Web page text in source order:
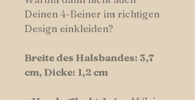
Deinen 4-Beiner im richtigen
Design einkleiden?
Breite des Halsbandes: 3,7
cm, Dicke: 1,2 cm